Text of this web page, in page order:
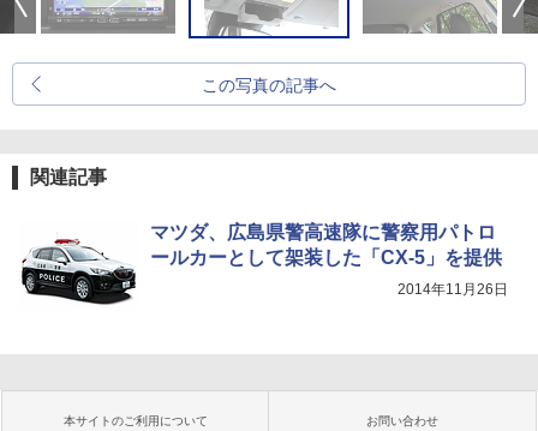
この写真の記事へ
関連記事
マツダ、広島県警高速隊に警察用パトロ
ールカーとして架装した「CX-5」を提供
2014年11月26日
本サイトのご利用について お問い合わせ